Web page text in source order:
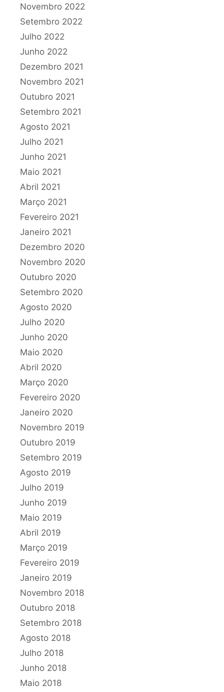
Novembro 2022
Setembro 2022
Julho 2022
Junho 2022
Dezembro 2021
Novembro 2021
Outubro 2021
Setembro 2021
Agosto 2021
Julho 2021
Junho 2021
Maio 2021
Abril 2021
Março 2021
Fevereiro 2021
Janeiro 2021
Dezembro 2020
Novembro 2020
Outubro 2020
Setembro 2020
Agosto 2020
Julho 2020
Junho 2020
Maio 2020
Abril 2020
Março 2020
Fevereiro 2020
Janeiro 2020
Novembro 2019
Outubro 2019
Setembro 2019
Agosto 2019
Julho 2019
Junho 2019
Maio 2019
Abril 2019
Março 2019
Fevereiro 2019
Janeiro 2019
Novembro 2018
Outubro 2018
Setembro 2018
Agosto 2018
Julho 2018
Junho 2018
Maio 2018